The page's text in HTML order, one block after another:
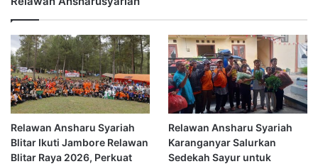
Relawan Ansharu Syariah
Blitar Ikuti Jambore Relawan
Blitar Raya 2026, Perkuat
Relawan Ansharu Syariah
Karanganyar Salurkan
Sedekah Sayur untuk